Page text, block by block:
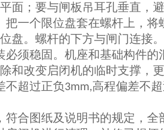
面；要与闸板吊耳孔垂直，
把一个限位盘套在螺杆上，
盘。螺杆的下方与闸门连接。
必须稳固。机座和基础构件
和改变启闭机的临时支撑，
不超过正负3mm,高程偏差不
合图纸及说明书的规定，全